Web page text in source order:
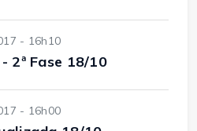
- 16h10
2ª Fase 18/10
- 16h00